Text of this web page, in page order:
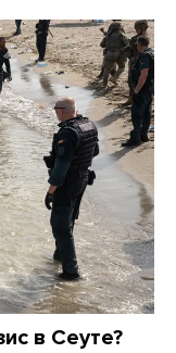
в Сеуте?